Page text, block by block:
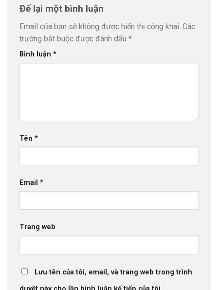
Để lại một bình luận
Email của bạn sẽ không được hiển thị công khai. Các
trường bắt buộc được đánh dấu *
Bình luận *
Tên *
Email *
Trang web
Lưu tên của tôi, email, và trang web trong trình